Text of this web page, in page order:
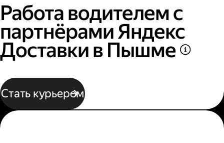
Работа водителем с
партнёрами Яндекс
Доставки в Пышме
Стать курьером